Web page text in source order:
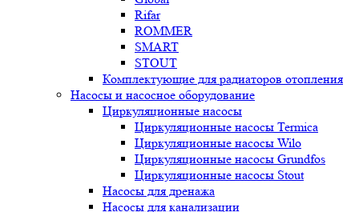
Rifar
ROMMER
SMART
STOUT
Комплектующие для радиаторов отопления
Насосы и насосное оборудование
Циркуляционные насосы
Циркуляционные насосы Termica
Циркуляционные насосы Wilo
Циркуляционные насосы Grundfos
Циркуляционные насосы Stout
Насосы для дренажа
Насосы для канализации